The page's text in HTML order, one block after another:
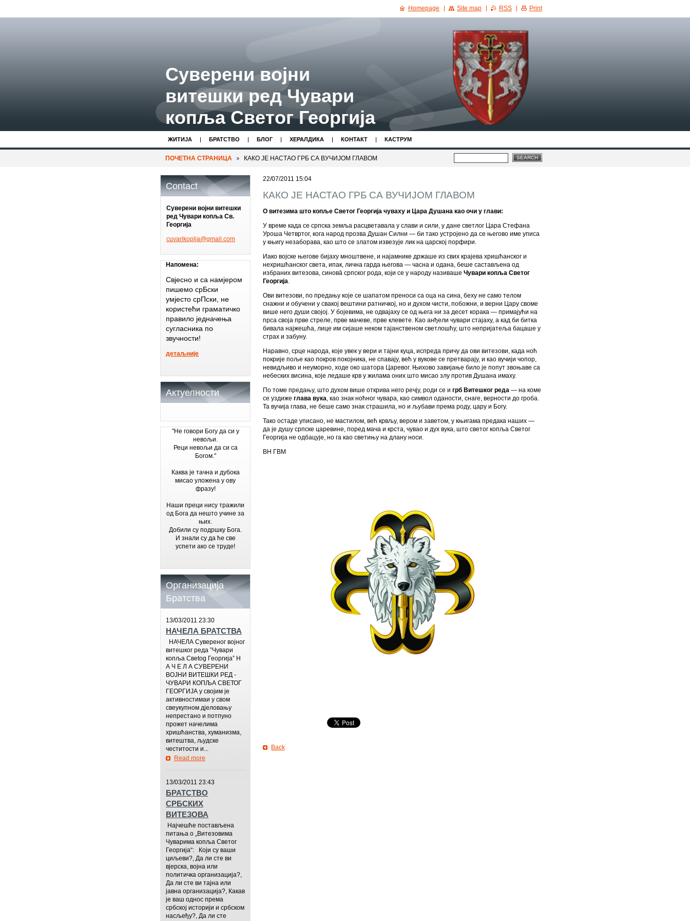
Суверени војни
витешки ред Чувари
копља Светог Георгија
ЖИТИЈA БРАТСТВО БЛОГ ХЕРАЛДИКА КОНТАКТ КАСТРУМ
ПОЧЕТНА СТРАНИЦА КАКО ЈЕ НАСТАО ГРБ СА ВУЧИЈОМ ГЛАВОМ
22/07/2011 15:04
КАКО ЈЕ НАСТАО ГРБ СА ВУЧИЈОМ ГЛАВОМ
О витезима што копље Светог Георгија чуваху и Цара Душана као очи у глави:
У време када се српска земља расцветавала у слави и сили, у дане светлог Цара Стефана
Уроша Четвртог, кога народ прозва Душан Силни — би тако устројено да се његово име уписа
у књигу незаборава, као што се златом извезује лик на царској порфири.
Иако војске његове бијаху мноштвене, и најамнике држаше из свих крајева хришћанског и
нехришћанског света, ипак, лична гарда његова — часна и одана, беше састављена од
избраних витезова, синовā српског рода, који се у народу називаше Чувари копља Светог
Георгија.
Ови витезови, по предању које се шапатом преноси са оца на сина, беху не само телом
снажни и обучени у свакој вештини ратничкој, но и духом чисти, побожни, и верни Цару своме
више него души својој. У бојевима, не одвајаху се од њега ни за десет корака — примајући на
прса своја прве стреле, прве мачеве, прве клевете. Као анђели чувари стајаху, а кад би битка
бивала најжешћа, лице им сијаше неком тајанственом светлошћу, што непријатеља бацаше у
страх и забуну.
Наравно, срце народа, које увек у вери и тајни куца, испреда причу да ови витезови, када ноћ
покрије поље као покров покојника, не спавају, већ у вукове се претварају, и као вучији чопор,
невидљиво и неуморно, ходе око шатора Царевог. Њихово завијање било је попут звоњаве са
небеских висина, које ледаше крв у жилама оних што мисао злу против Душана имаху.
По томе предању, што духом више открива него речју, роди се и грб Витешког реда — на коме
се уздиже глава вука, као знак ноћног чувара, као символ оданости, снаге, верности до гроба.
Та вучија глава, не беше само знак страшила, но и љубави према роду, цару и Богу.
Тако остаде уписано, не мастилом, већ крвљу, вером и заветом, у књигама предака наших —
да је душу српске царевине, поред мача и крста, чувао и дух вука, што светог копља Светог
Георгија не одбацује, но га као светињу на длану носи.
ВН ГВМ
Back
Contact
Суверени војни витешки
ред Чувари копља Св.
Георгија
cuvarikoplja@gmail.com
Напомена:
Свјесно и са намјером
пишемо срБски
умјесто срПски, не
користећи граматичко
правило једначења
сугласника по
звучности!
детаљније
Актуелности
"Не говори Богу да си у
невољи.
Реци невољи да си са
Богом."
Каква је тачна и дубока
мисао уложена у ову
фразу!
Наши преци нису тражили
од Бога да нешто учине за
њих.
Добили су подршку Бога.
И знали су да ће све
успети ако се труде!
Организација
Братства
13/03/2011 23:30
НАЧЕЛА БРАТСТВА
НАЧЕЛА Сувереног војног
витешког реда ”Чувари
копља Свetog Георгија” Н
А Ч Е Л А СУВЕРЕНИ
ВОЈНИ ВИТЕШКИ РЕД -
ЧУВАРИ КОПЉА СВЕТОГ
ГЕОРГИЈА у својим је
активностимаи у свом
свеукупном дјеловању
непрестано и потпуно
прожет начелима
хришћанства, хуманизма,
витештва, људске
честитости и...
Read more
13/03/2011 23:43
БРАТСТВО
СРБСКИХ
ВИТЕЗОВА
Најчешће постављена
питања о „Витезовима
Чуварима копља Светог
Георгија“: Који су ваши
циљеви?, Да ли сте ви
вјерска, војна или
политичка организација?,
Да ли сте ви тајна или
јавна организација?, Какав
је ваш однос према
србској историји и србском
насљеђу?, Да ли сте
Homepage Site map RSS Print